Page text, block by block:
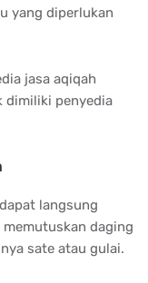
yang diperlukan
jasa aqiqah
dimiliki penyedia
langsung
daging
sate atau gulai.